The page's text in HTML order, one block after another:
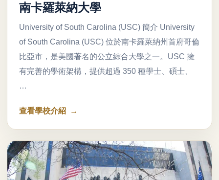
南卡羅萊納大學
University of South Carolina (USC) 簡介 University
of South Carolina (USC) 位於南卡羅萊納州首府哥倫
比亞市，是美國著名的公立綜合大學之一。USC 擁
有完善的學術架構，提供超過 350 種學士、碩士、
…
查看學校介紹